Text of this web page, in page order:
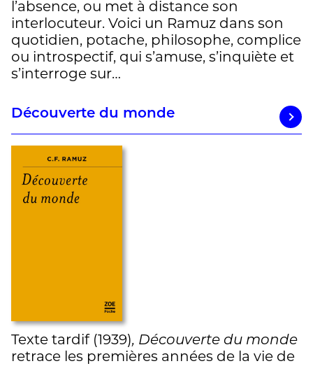
l’absence, ou met à distance son
interlocuteur. Voici un Ramuz dans son
quotidien, potache, philosophe, complice
ou introspectif, qui s’amuse, s’inquiète et
s’interroge sur…
Découverte du monde
Texte tardif (1939), Découverte du monde
retrace les premières années de la vie de